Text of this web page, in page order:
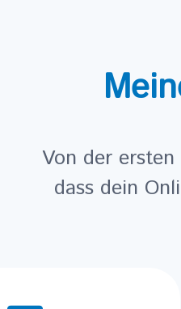
Von der
dass dein